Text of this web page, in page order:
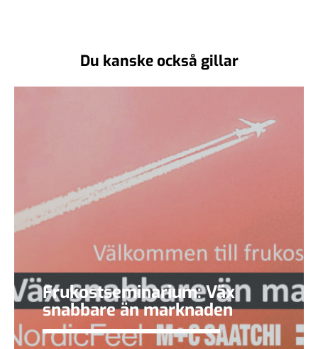
Du kanske också gillar
Frukostseminarium: Väx
snabbare än marknaden